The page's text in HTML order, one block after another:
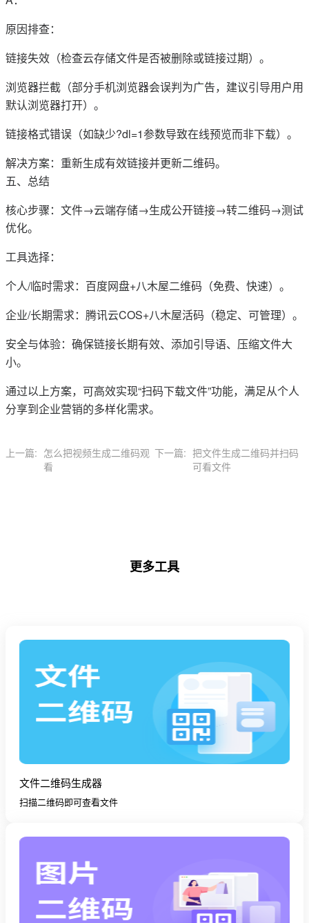
原因排查：
链接失效（检查云存储文件是否被删除或链接过期）。
浏览器拦截（部分手机浏览器会误判为广告，建议引导用户用
默认浏览器打开）。
链接格式错误（如缺少?dl=1参数导致在线预览而非下载）。
解决方案：重新生成有效链接并更新二维码。
五、总结
核心步骤：文件→云端存储→生成公开链接→转二维码→测试
优化。
工具选择：
个人/临时需求：百度网盘+八木屋二维码（免费、快速）。
企业/长期需求：腾讯云COS+八木屋活码（稳定、可管理）。
安全与体验：确保链接长期有效、添加引导语、压缩文件大
小。
通过以上方案，可高效实现“扫码下载文件”功能，满足从个人
分享到企业营销的多样化需求。
上一篇: 怎么把视频生成二维码观
看
下一篇: 把文件生成二维码并扫码
可看文件
更多工具
文件二维码生成器
扫描二维码即可查看文件